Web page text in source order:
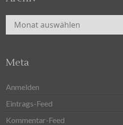
Archiv
Meta
Anmelden
Eintrags-Feed
Kommentar-Feed